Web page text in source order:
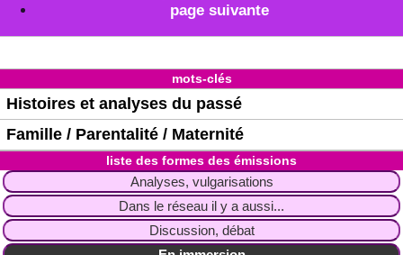
page suivante
mots-clés
Histoires et analyses du passé
Famille / Parentalité / Maternité
liste des formes des émissions
Analyses, vulgarisations
Dans le réseau il y a aussi...
Discussion, débat